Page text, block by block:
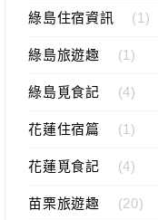
綠島住宿資訊 (1)
綠島旅遊趣 (1)
綠島覓食記 (4)
花蓮住宿篇 (1)
花蓮覓食記 (4)
苗栗旅遊趣 (20)